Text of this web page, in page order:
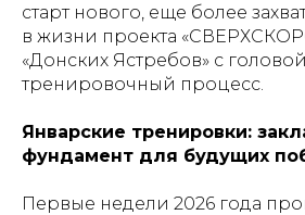
старт нового, еще более
в жизни проекта
«Донских Ястребов» с
тренировочный процесс.
Январские тренировки:
фундамент для будущих
Первые недели 2026 года